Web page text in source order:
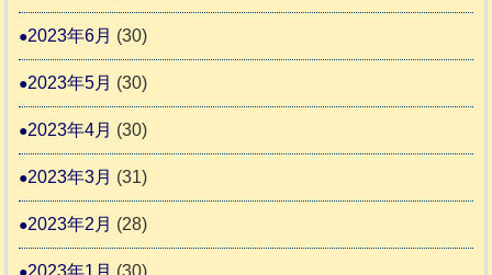
2023年6月 (30)
2023年5月 (30)
2023年4月 (30)
2023年3月 (31)
2023年2月 (28)